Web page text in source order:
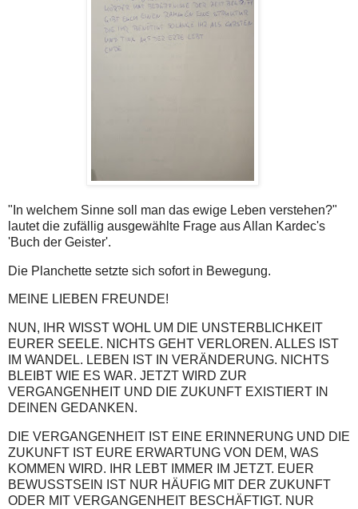
"In welchem Sinne soll man das ewige Leben verstehen?"
lautet die zufällig ausgewählte Frage aus Allan Kardec's
'Buch der Geister'.
Die Planchette setzte sich sofort in Bewegung.
MEINE LIEBEN FREUNDE!
NUN, IHR WISST WOHL UM DIE UNSTERBLICHKEIT
EURER SEELE. NICHTS GEHT VERLOREN. ALLES IST
IM WANDEL. LEBEN IST IN VERÄNDERUNG. NICHTS
BLEIBT WIE ES WAR. JETZT WIRD ZUR
VERGANGENHEIT UND DIE ZUKUNFT EXISTIERT IN
DEINEN GEDANKEN.
DIE VERGANGENHEIT IST EINE ERINNERUNG UND DIE
ZUKUNFT IST EURE ERWARTUNG VON DEM, WAS
KOMMEN WIRD. IHR LEBT IMMER IM JETZT. EUER
BEWUSSTSEIN IST NUR HÄUFIG MIT DER ZUKUNFT
ODER MIT VERGANGENHEIT BESCHÄFTIGT. NUR